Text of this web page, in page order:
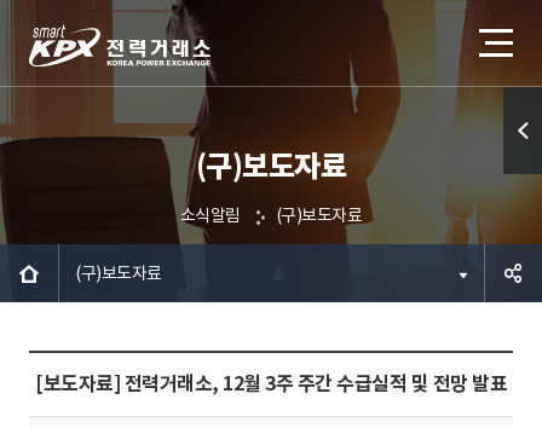
(구)보도자료
소식알림 (구)보도자료
(구)보도자료
기
[보도자료] 전력거래소, 12월 3주 주간 수급실적 및 전망 발표